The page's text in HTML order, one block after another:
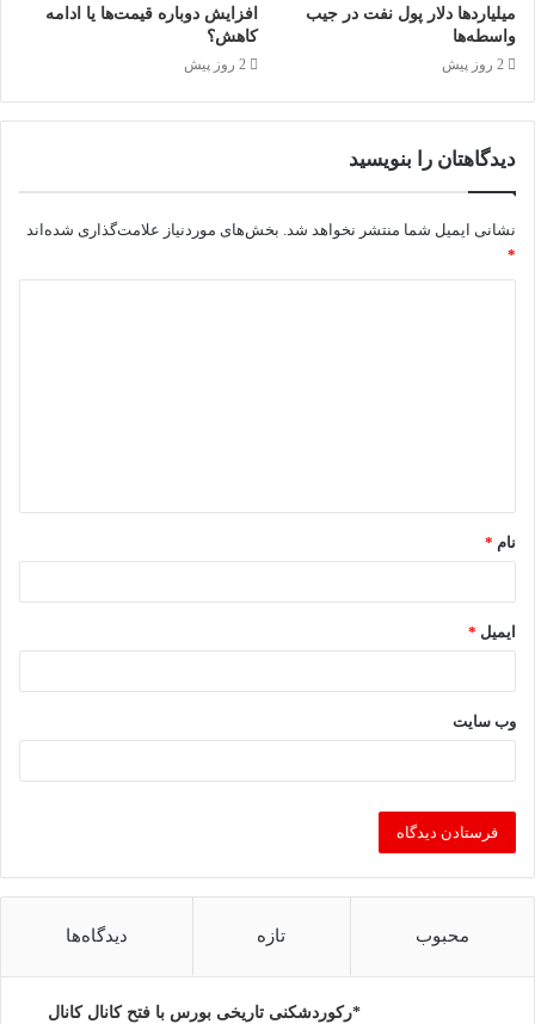
میلیاردها دلار پول نفت در جیب
واسطه‌ها
2 روز پیش
افزایش دوباره قیمت‌ها یا ادامه
کاهش؟
2 روز پیش
دیدگاهتان را بنویسید
نشانی ایمیل شما منتشر نخواهد شد. بخش‌های موردنیاز علامت‌گذاری شده‌اند
*
نام *
ایمیل *
وب‌ سایت
محبوب تازه دیدگاه‌ها
*رکوردشکنی تاریخی بورس با فتح کانال کانال